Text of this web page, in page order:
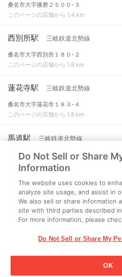
桑名市大字播磨２５００-３
このページの店舗から 1.4 km
西別所駅 三岐鉄道北勢線
桑名市大字西別所１８０-２
このページの店舗から 1.8 km
蓮花寺駅 三岐鉄道北勢線
桑名市大字蓮花寺１８３-４
このページの店舗から 1.8 km
馬道駅 三岐鉄道北勢線
桑名市大字本願寺字笠松２２８-２
このページの店舗から 2.2 km
在良駅 三岐鉄道北勢線
桑名市大字額田字中縄３８１-１
このページの店舗から 2.2 km
江崎グリコ株式会社 Copyright © 2025
Do Not Sell or Share
Information
The website uses cookies to
analyze site usage, and assist in
We also sell or share information
site with third parties described
For more information, please
Do Not Sell or Share My
OK